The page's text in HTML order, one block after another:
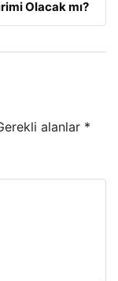
Olacak mı?
alanlar *